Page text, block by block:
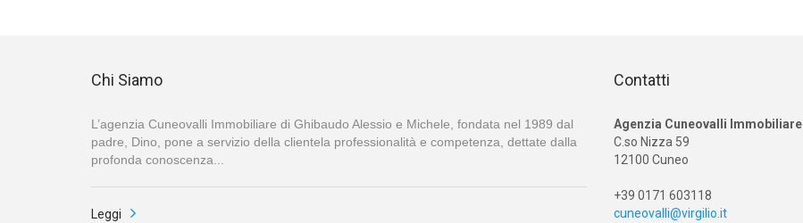
Chi Siamo
L’agenzia Cuneovalli Immobiliare di Ghibaudo Alessio e Michele, fondata nel 1989 dal
padre, Dino, pone a servizio della clientela professionalità e competenza, dettate dalla
profonda conoscenza...
Leggi
Contatti
Agenzia Cuneovalli Immobiliare
C.so Nizza 59
12100 Cuneo
+39 0171 603118
cuneovalli@virgilio.it